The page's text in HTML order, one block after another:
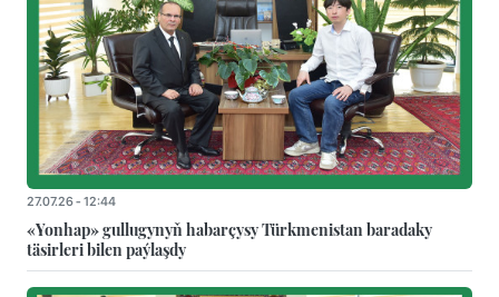
27.07.26 - 12:44
«Yonhap» gullugynyň habarçysy Türkmenistan baradaky
täsirleri bilen paýlaşdy